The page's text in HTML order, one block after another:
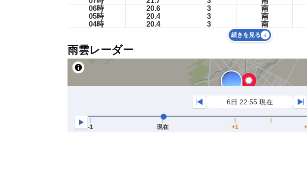
06時
20.6 3 南
05時
20.4 3 南
04時
20.4 3 南
続きを見る
雨雲レーダー